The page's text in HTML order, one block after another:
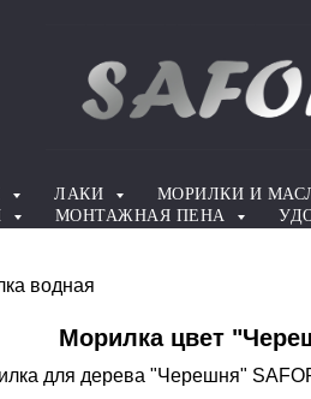
ЛАКИ МОРИЛКИ И
МОНТАЖНАЯ ПЕНА
водная
Морилка цвет
для дерева "Черешня"